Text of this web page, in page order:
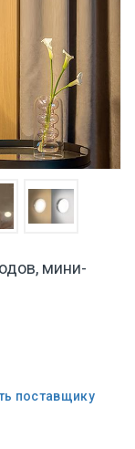
мини-
поставщику